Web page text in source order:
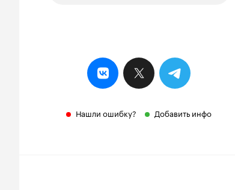
Нашли ошибку? Добавить инфо